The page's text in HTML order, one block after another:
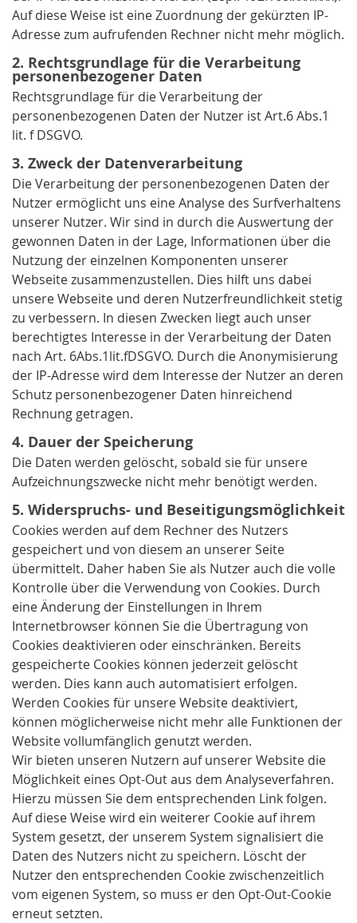
Auf diese Weise ist eine Zuordnung der gekürzten IP-
Adresse zum aufrufenden Rechner nicht mehr möglich.
2. Rechtsgrundlage für die Verarbeitung
personenbezogener Daten
Rechtsgrundlage für die Verarbeitung der
personenbezogenen Daten der Nutzer ist Art.6 Abs.1
lit. f DSGVO.
3. Zweck der Datenverarbeitung
Die Verarbeitung der personenbezogenen Daten der
Nutzer ermöglicht uns eine Analyse des Surfverhaltens
unserer Nutzer. Wir sind in durch die Auswertung der
gewonnen Daten in der Lage, Informationen über die
Nutzung der einzelnen Komponenten unserer
Webseite zusammenzustellen. Dies hilft uns dabei
unsere Webseite und deren Nutzerfreundlichkeit stetig
zu verbessern. In diesen Zwecken liegt auch unser
berechtigtes Interesse in der Verarbeitung der Daten
nach Art. 6Abs.1lit.fDSGVO. Durch die Anonymisierung
der IP-Adresse wird dem Interesse der Nutzer an deren
Schutz personenbezogener Daten hinreichend
Rechnung getragen.
4. Dauer der Speicherung
Die Daten werden gelöscht, sobald sie für unsere
Aufzeichnungszwecke nicht mehr benötigt werden.
5. Widerspruchs- und Beseitigungsmöglichkeit
Cookies werden auf dem Rechner des Nutzers
gespeichert und von diesem an unserer Seite
übermittelt. Daher haben Sie als Nutzer auch die volle
Kontrolle über die Verwendung von Cookies. Durch
eine Änderung der Einstellungen in Ihrem
Internetbrowser können Sie die Übertragung von
Cookies deaktivieren oder einschränken. Bereits
gespeicherte Cookies können jederzeit gelöscht
werden. Dies kann auch automatisiert erfolgen.
Werden Cookies für unsere Website deaktiviert,
können möglicherweise nicht mehr alle Funktionen der
Website vollumfänglich genutzt werden.
Wir bieten unseren Nutzern auf unserer Website die
Möglichkeit eines Opt-Out aus dem Analyseverfahren.
Hierzu müssen Sie dem entsprechenden Link folgen.
Auf diese Weise wird ein weiterer Cookie auf ihrem
System gesetzt, der unserem System signalisiert die
Daten des Nutzers nicht zu speichern. Löscht der
Nutzer den entsprechenden Cookie zwischenzeitlich
vom eigenen System, so muss er den Opt-Out-Cookie
erneut setzten.